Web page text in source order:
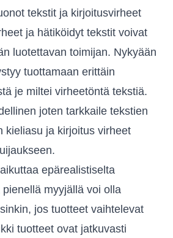
tekstit ja kirjoitusvirheet
ja hätiköidyt tekstit voivat
luotettavan toimijan. Nykyään
tuottamaan erittäin
je miltei virheetöntä tekstiä.
joten tarkkaile tekstien
kieliasu ja kirjoitus virheet
epärealistiselta
myyjällä voi olla
jos tuotteet vaihtelevat
tuotteet ovat jatkuvasti